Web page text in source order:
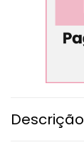
Descrição